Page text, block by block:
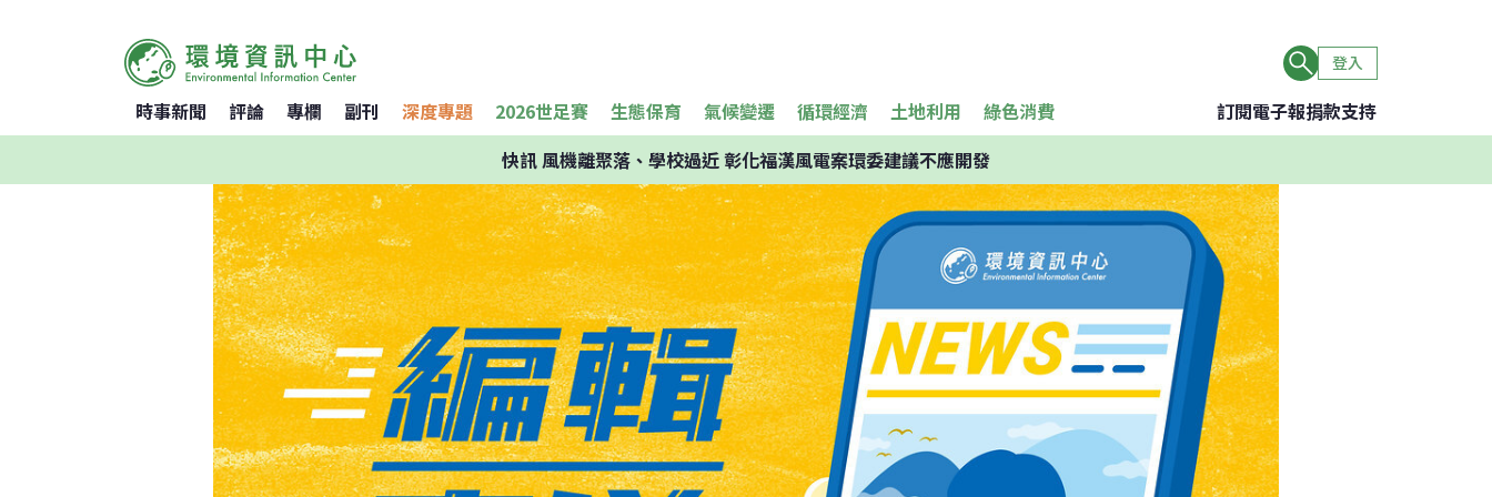
登入
時事新聞 評論 專欄 副刊 深度專題 2026世足賽 生態保育 氣候變遷 循環經濟 土地利用 綠色消費 訂閱電子報捐款支持
快訊風機離聚落、學校過近 彰化福漢風電案環委建議不應開發